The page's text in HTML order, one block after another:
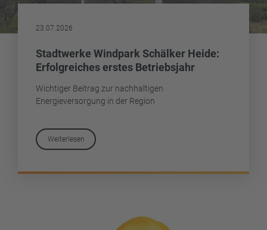
23.07.2026
Stadtwerke Windpark Schälker Heide:
Erfolgreiches erstes Betriebsjahr
Wichtiger Beitrag zur nachhaltigen
Energieversorgung in der Region
Weiterlesen